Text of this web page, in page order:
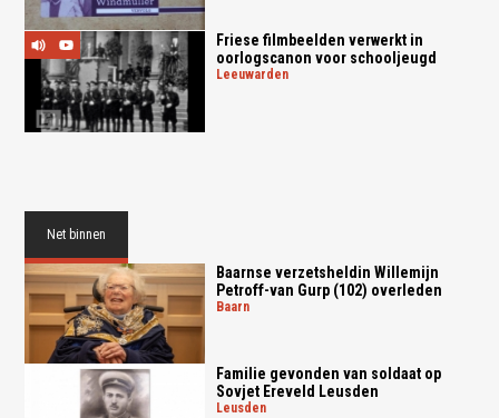
Friese filmbeelden verwerkt in
oorlogscanon voor schooljeugd
leeuwarden
Net binnen
Baarnse verzetsheldin Willemijn
Petroff-van Gurp (102) overleden
baarn
Familie gevonden van soldaat op
Sovjet Ereveld Leusden
leusden